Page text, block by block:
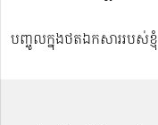
បញ្ចូលក្នុងថតឯកសាររបស់ខ្ញុំ